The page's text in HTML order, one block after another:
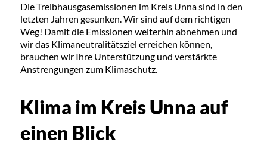
Die Treibhausgasemissionen im Kreis Unna sind in den
letzten Jahren gesunken. Wir sind auf dem richtigen
Weg! Damit die Emissionen weiterhin abnehmen und
wir das Klimaneutralitätsziel erreichen können,
brauchen wir Ihre Unterstützung und verstärkte
Anstrengungen zum Klimaschutz.
Klima im Kreis Unna auf
einen Blick